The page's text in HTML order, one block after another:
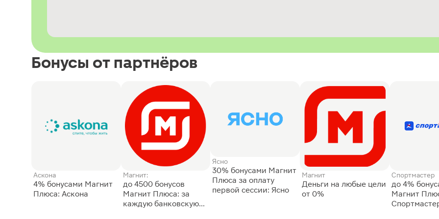
Бонусы от партнёров
Аскона
4% бонусами Магнит
Плюса: Аскона
Магнит:
до 4500 бонусов
Магнит Плюса: за
каждую банковскую
Ясно
30% бонусами Магнит
Плюса за оплату
первой сессии: Ясно
Магнит
Деньги на любые цели
от 0%
Спортмастер
до 4%
Магнит